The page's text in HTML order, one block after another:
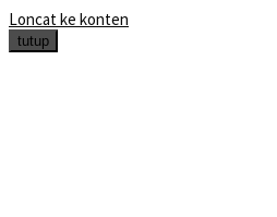
Loncat ke konten
tutup